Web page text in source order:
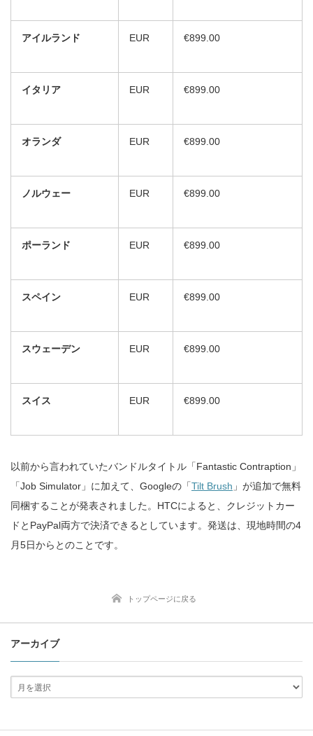
アイルランド EUR €899.00
イタリア EUR €899.00
オランダ EUR €899.00
ノルウェー EUR €899.00
ポーランド EUR €899.00
スペイン EUR €899.00
スウェーデン EUR €899.00
スイス EUR €899.00
以前から言われていたバンドルタイトル「Fantastic Contraption」
「Job Simulator」に加えて、Googleの「Tilt Brush 」が追加で無料
同梱することが発表されました。HTCによると、クレジットカー
ドとPayPal両方で決済できるとしています。発送は、現地時間の4
月5日からとのことです。
トップページに戻る
アーカイブ